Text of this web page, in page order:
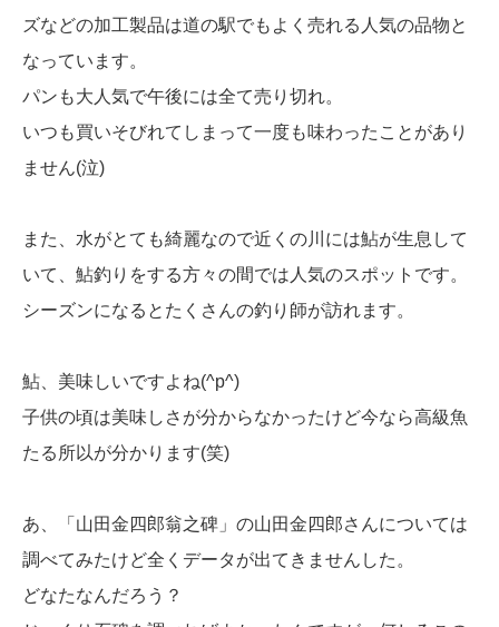
ズなどの加工製品は道の駅でもよく売れる人気の品物と
なっています。
パンも大人気で午後には全て売り切れ。
いつも買いそびれてしまって一度も味わったことがあり
ません(泣)
また、水がとても綺麗なので近くの川には鮎が生息して
いて、鮎釣りをする方々の間では人気のスポットです。
シーズンになるとたくさんの釣り師が訪れます。
鮎、美味しいですよね(^p^)
子供の頃は美味しさが分からなかったけど今なら高級魚
たる所以が分かります(笑)
あ、「山田金四郎翁之碑」の山田金四郎さんについては
調べてみたけど全くデータが出てきませんした。
どなたなんだろう？